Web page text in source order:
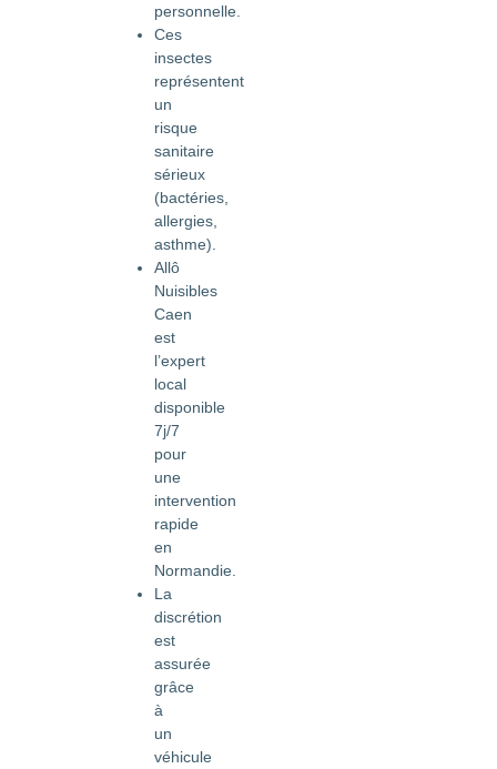
personnelle.
Ces
insectes
représentent
un
risque
sanitaire
sérieux
(bactéries,
allergies,
asthme).
Allô
Nuisibles
Caen
est
l’expert
local
disponible
7j/7
pour
une
intervention
rapide
en
Normandie.
La
discrétion
est
assurée
grâce
à
un
véhicule